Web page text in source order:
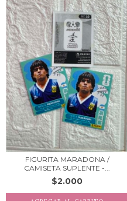
FIGURITA MARADONA /
CAMISETA SUPLENTE -...
$2.000